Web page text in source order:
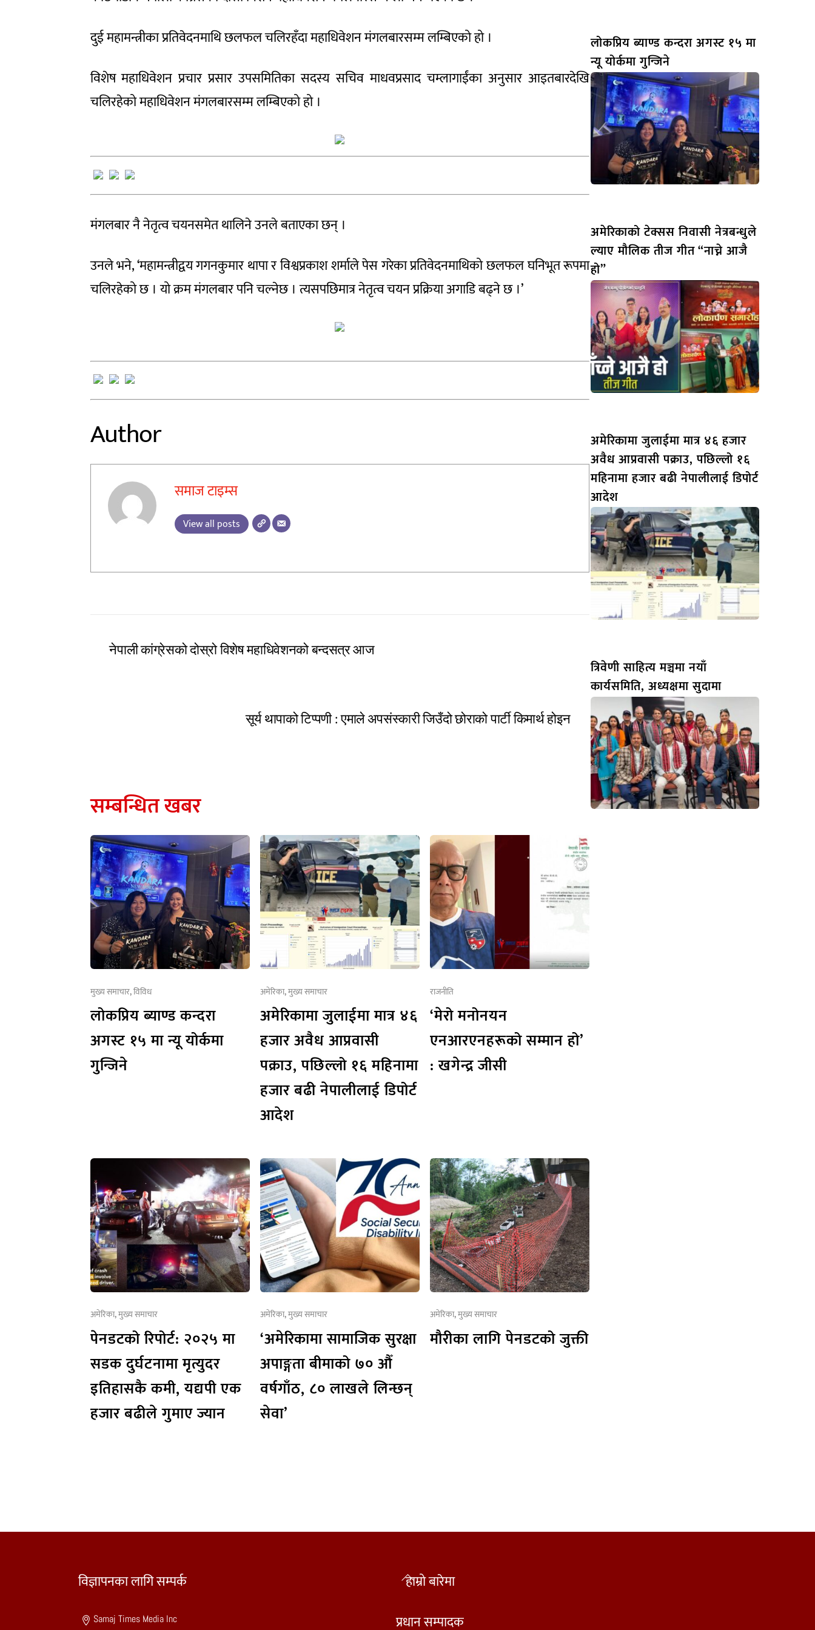
दुई महामन्त्रीका प्रतिवेदनमाथि छलफल चलिरहँदा महाधिवेशन मंगलबारसम्म लम्बिएको हो ।
विशेष महाधिवेशन प्रचार प्रसार उपसमितिका सदस्य सचिव माधवप्रसाद चम्लागाईंका अनुसार आइतबारदेखि
चलिरहेको महाधिवेशन मंगलबारसम्म लम्बिएको हो ।
मंगलबार नै नेतृत्व चयनसमेत थालिने उनले बताएका छन् ।
उनले भने, ‘महामन्त्रीद्वय गगनकुमार थापा र विश्वप्रकाश शर्माले पेस गरेका प्रतिवेदनमाथिको छलफल घनिभूत रूपमा
चलिरहेको छ । यो क्रम मंगलबार पनि चल्नेछ । त्यसपछिमात्र नेतृत्व चयन प्रक्रिया अगाडि बढ्ने छ ।’
Author
समाज टाइम्स
View all posts
नेपाली कांग्रेसको दोस्रो विशेष महाधिवेशनको बन्दसत्र आज
सूर्य थापाको टिप्पणी : एमाले अपसंस्कारी जिउँदो छोराको पार्टी किमार्थ होइन
सम्बन्धित खबर
मुख्य समाचार,विविध
लोकप्रिय ब्याण्ड कन्दरा
अगस्ट १५ मा न्यू योर्कमा
गुन्जिने
अमेरिका,मुख्य समाचार
अमेरिकामा जुलाईमा मात्र ४६
हजार अवैध आप्रवासी
पक्राउ, पछिल्लो १६ महिनामा
हजार बढी नेपालीलाई डिपोर्ट
आदेश
राजनीति
‘मेरो मनोनयन
एनआरएनहरूको सम्मान हो’
: खगेन्द्र जीसी
अमेरिका,मुख्य समाचार
पेनडटको रिपोर्ट: २०२५ मा
सडक दुर्घटनामा मृत्युदर
इतिहासकै कमी, यद्यपी एक
हजार बढीले गुमाए ज्यान
अमेरिका,मुख्य समाचार
‘अमेरिकामा सामाजिक सुरक्षा
अपाङ्गता बीमाको ७० औँ
वर्षगाँठ, ८० लाखले लिन्छन्
सेवा’
अमेरिका,मुख्य समाचार
मौरीका लागि पेनडटको जुक्ती
लोकप्रिय ब्याण्ड कन्दरा अगस्ट १५ मा
न्यू योर्कमा गुन्जिने
अमेरिकाको टेक्सस निवासी नेत्रबन्धुले
ल्याए मौलिक तीज गीत “नाच्ने आजै
हो”
अमेरिकामा जुलाईमा मात्र ४६ हजार
अवैध आप्रवासी पक्राउ, पछिल्लो १६
महिनामा हजार बढी नेपालीलाई डिपोर्ट
आदेश
त्रिवेणी साहित्य मञ्चमा नयाँ
कार्यसमिति, अध्यक्षमा सुदामा
Back
To
विज्ञापनका लागि सम्पर्क
Samaj Times Media Inc
हाम्रो बारेमा
प्रधान सम्पादक